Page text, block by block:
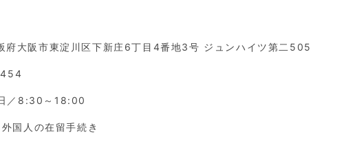
大阪市東淀川区下新庄6丁目4番地3号 ジュンハイツ第二505
／8:30～18:00
国人の在留手続き